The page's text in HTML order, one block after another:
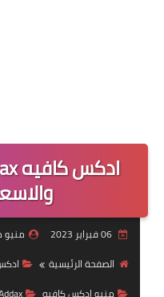
06 فبراير 2023
منيو
الصفحة الرئيسية